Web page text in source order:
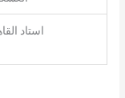
استاد